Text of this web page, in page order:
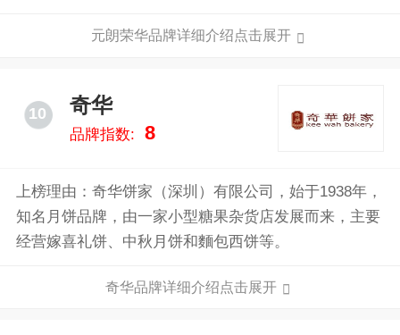
元朗荣华品牌详细介绍点击展开
10 奇华
品牌指数: 8
上榜理由：奇华饼家（深圳）有限公司，始于1938年，
知名月饼品牌，由一家小型糖果杂货店发展而来，主要
经营嫁喜礼饼、中秋月饼和麵包西饼等。
奇华品牌详细介绍点击展开